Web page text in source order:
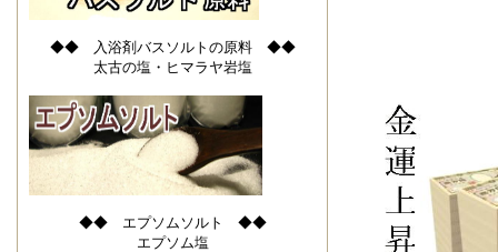
◆◆ 入浴剤バスソルトの原料 ◆◆
太古の塩・ヒマラヤ岩塩
◆◆ エプソムソルト ◆◆
エプソム塩